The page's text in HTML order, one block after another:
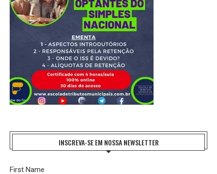
INSCREVA-SE EM NOSSA NEWSLETTER
First Name